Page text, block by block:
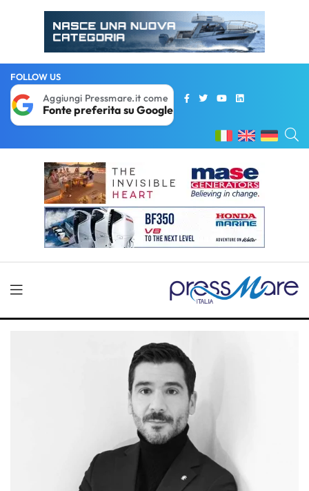
FOLLOW US
Aggiungi Pressmare.it come
Fonte preferita su Google